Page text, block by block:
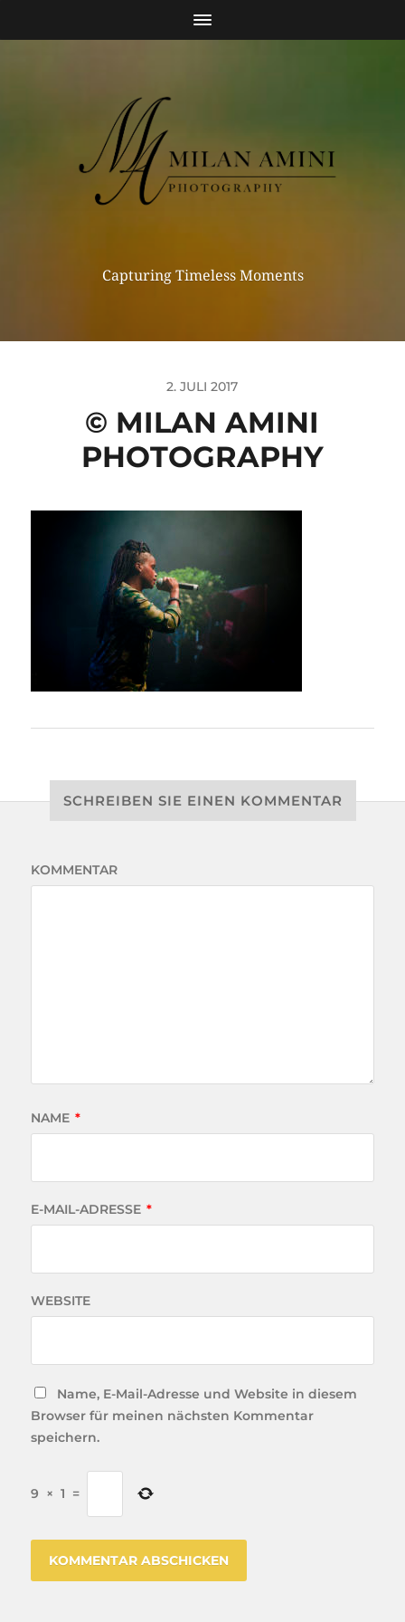
Capturing Timeless Moments
2. JULI 2017
© MILAN AMINI
PHOTOGRAPHY
SCHREIBEN SIE EINEN KOMMENTAR
KOMMENTAR
NAME *
E-MAIL-ADRESSE *
WEBSITE
Name, E-Mail-Adresse und Website in diesem
Browser für meinen nächsten Kommentar
speichern.
9 × 1 =